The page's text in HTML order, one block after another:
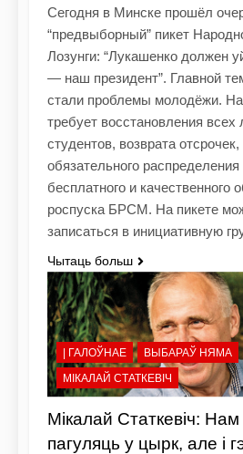
Сегодня в Минске прошёл
“предвыборный” пикет
Лозунги: “Лукашенко должен
— наш президент”. Главной
стали проблемы молодёжи.
требует восстановления всех
студентов, возврата
обязательного
бесплатного и качественного
роспуска БРСМ. На пикете
записаться в инициативную
Чытаць больш
| ГАЛОЎНАЕ ВЫБАРАЎ НЯМА
МІКАЛАЙ СТАТКЕВІЧ
Мікалай Статкевіч:
пагуляць у цырк, але і